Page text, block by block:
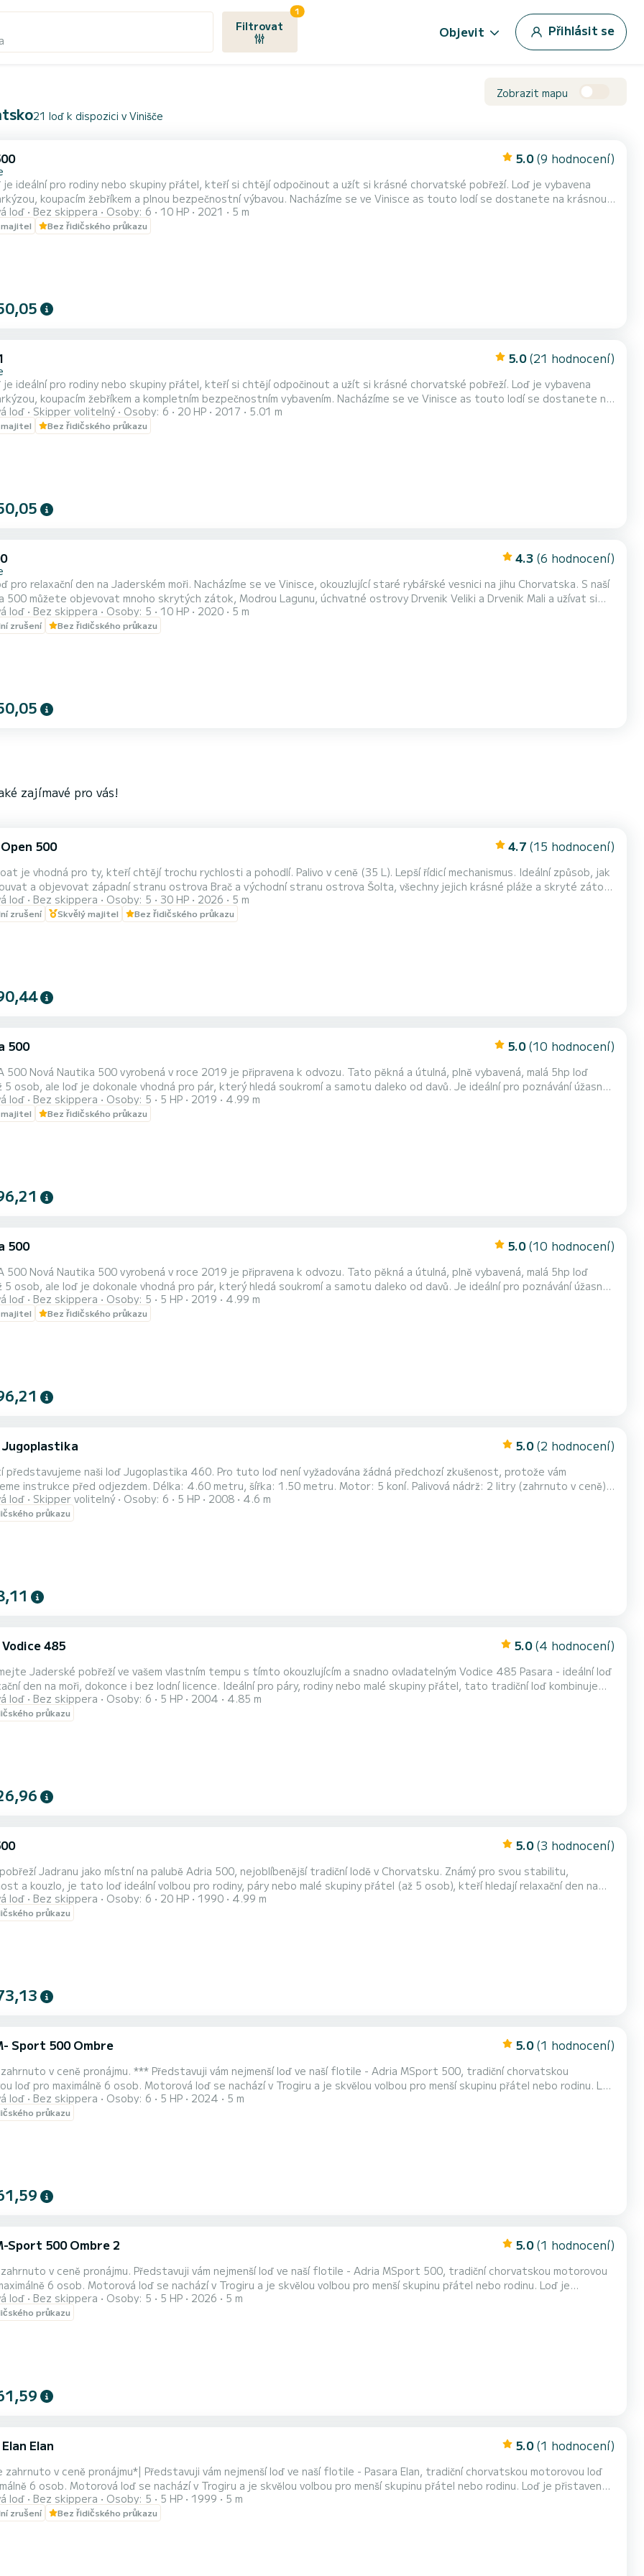
Filtrovat
1
Objevit Přihlásit se
Zobrazit mapu
21 loď k dispozici v Vinišče
5.0 (9 hodnocení)
ideální pro rodiny nebo skupiny přátel, kteří si chtějí odpočinout a užít si krásné chorvatské pobřeží. Loď je vybavena
koupacím žebříkem a plnou bezpečnostní výbavou. Nacházíme se ve Vinisce as touto lodí se dostanete na krásnou
laguna) jen za 35 minut. Palivo není zahrnuto v ceně (příplatek 20 €). Tato loď není vhodná pro plavbu na ostrov
Hvar. Pro výkonnější možnosti se prosím podívejte na mé další lodě.
loď Bez skippera Osoby: 6 10 HP 2021 5 m
Bez řidičského průkazu
5.0 (21 hodnocení)
ideální pro rodiny nebo skupiny přátel, kteří si chtějí odpočinout a užít si krásné chorvatské pobřeží. Loď je vybavena
koupacím žebříkem a kompletním bezpečnostním vybavením. Nacházíme se ve Vinisce as touto lodí se dostanete na
Krknjasi (Modrá laguna) jen za 35 minut. Palivo není zahrnuto v ceně (příplatek 20 €). Tato loď není vhodná pro plavbu na
nebo Hvar. Pro výkonnější možnosti se prosím podívejte na mé další lodě.
loď Skipper volitelný Osoby: 6 20 HP 2017 5.01 m
Bez řidičského průkazu
4.3 (6 hodnocení)
pro relaxační den na Jaderském moři. Nacházíme se ve Vinisce, okouzlující staré rybářské vesnici na jihu Chorvatska. S naší
500 můžete objevovat mnoho skrytých zátok, Modrou Lagunu, úchvatné ostrovy Drvenik Veliki a Drvenik Mali a užívat si
přírodu. Tato loď může ubytovat až 6 osob a rychle se naučíte, jak ji sami navigovat. Pokud poprvé
plavidlo, můžeme vám ukázat okolí a rychle vás naučit, jak být svým vlastním kapitánem. Loď j...
loď Bez skippera Osoby: 5 10 HP 2020 5 m
zrušení Bez řidičského průkazu
zajímavé pro vás!
500 4.7 (15 hodnocení)
je vhodná pro ty, kteří chtějí trochu rychlosti a pohodlí. Palivo v ceně (35 L). Lepší řídicí mechanismus. Ideální způsob, jak
a objevovat západní stranu ostrova Brač a východní stranu ostrova Šolta, všechny jejich krásné pláže a skryté zátoky
pohledu běžného turisty. Vybaven vším potřebným bezpečnostním vybavením, pevným žebříkem a střešním oknem. Řídící
lepší kontrolu lodě, poháněn novým čtyřdobým vnějším motorem Tohatsu 30 HP.
loď Bez skippera Osoby: 5 30 HP 2026 5 m
zrušení Skvělý majitel Bez řidičského průkazu
500 5.0 (10 hodnocení)
pěkná a útulná, plně vybavená, malá 5hp loď
5 osob, ale loď je dokonale vhodná pro pár, který hledá soukromí a samotu daleko od davů. Je ideální pro poznávání úžasné
zátok, které se rozprostírají podél Omišské riviéry. Skutečnou krásu souostroví Dalmácie nelze zažít bez plavby lodí. Loď
slunečník a žebřík pro snadný přístup. Ukážeme vám, jak ovládat loď a zůstat s vámi v přístavu, dokud s...
loď Bez skippera Osoby: 5 5 HP 2019 4.99 m
Bez řidičského průkazu
500 5.0 (10 hodnocení)
pěkná a útulná, plně vybavená, malá 5hp loď
5 osob, ale loď je dokonale vhodná pro pár, který hledá soukromí a samotu daleko od davů. Je ideální pro poznávání úžasné
zátok, které se rozprostírají podél Omišské riviéry. Skutečnou krásu souostroví Dalmácie nelze zažít bez plavby lodí. Loď
slunečník a žebřík pro snadný přístup. Ukážeme vám, jak ovládat loď a zůstat s vámi v přístavu, dokud se...
loď Bez skippera Osoby: 5 5 HP 2019 4.99 m
Bez řidičského průkazu
Jugoplastika 5.0 (2 hodnocení)
představujeme naši loď Jugoplastika 460. Pro tuto loď není vyžadována žádná předchozí zkušenost, protože vám
instrukce před odjezdem. Délka: 4.60 metru, šířka: 1.50 metru. Motor: 5 koní. Palivová nádrž: 2 litry (zahrnuto v ceně).
počet osob: 6. Kapitán není zahrnut v ceně, platíte ho v hotovosti při příjezdu do přístavu
loď Skipper volitelný Osoby: 6 5 HP 2008 4.6 m
průkazu
485 5.0 (4 hodnocení)
Jaderské pobřeží ve vašem vlastním tempu s tímto okouzlujícím a snadno ovladatelným Vodice 485 Pasara - ideální loď
den na moři, dokonce i bez lodní licence. Ideální pro páry, rodiny nebo malé skupiny přátel, tato tradiční loď kombinuje
a autentické středomořské vibrace. Poháněn spolehlivým motorem a vybaven stínícím slunečníkem pro ochranu
letních dnů, je loď ideální pro plavbu kolem krásných zátok, skrytých pláží a průzračných vod...
loď Bez skippera Osoby: 6 5 HP 2004 4.85 m
průkazu
5.0 (3 hodnocení)
Jadranu jako místní na palubě Adria 500, nejoblíbenější tradiční lodě v Chorvatsku. Známý pro svou stabilitu,
a kouzlo, je tato loď ideální volbou pro rodiny, páry nebo malé skupiny přátel (až 5 osob), kteří hledají relaxační den na
kapitán nebo začátečník, tato loď je neuvěřitelně snadná na
Díky svým kompaktním 5 metrům se snadno dostanete do nejmenších, nejodlehlejších zátok, kam vět...
loď Bez skippera Osoby: 6 20 HP 1990 4.99 m
průkazu
Sport 500 Ombre 5.0 (1 hodnocení)
zahrnuto v ceně pronájmu. *** Představuji vám nejmenší loď ve naší flotile - Adria MSport 500, tradiční chorvatskou
loď pro maximálně 6 osob. Motorová loď se nachází v Trogiru a je skvělou volbou pro menší skupinu přátel nebo rodinu. Loď
ve starém městě Trogir. Odtud se můžete plavit do libovolné zátoky nebo prozkoumat naše ostrovy Čiovo, Drvenik a
ostrovy v okolí. Vždy bych doporučoval najít malou opuštěnou pláž a užívat si den v klidu se zvuky vln a...
loď Bez skippera Osoby: 6 5 HP 2024 5 m
průkazu
Sport 500 Ombre 2 5.0 (1 hodnocení)
Představuji vám nejmenší loď ve naší flotile - Adria MSport 500, tradiční chorvatskou motorovou
6 osob. Motorová loď se nachází v Trogiru a je skvělou volbou pro menší skupinu přátel nebo rodinu. Loď je
v historickém centru Trogiru. Odtud můžete plout do libovolné zátoky nebo prozkoumat naše ostrovy Čiovo, Drvenik a
ostrovy v okolí. Vždy bych doporučil najít malou opuštěnou pláž a užít si den v klidu s zvuky vln a cvr...
loď Bez skippera Osoby: 5 5 HP 2026 5 m
průkazu
Elan 5.0 (1 hodnocení)
zahrnuto v ceně pronájmu*| Představuji vám nejmenší loď ve naší flotile - Pasara Elan, tradiční chorvatskou motorovou loď
6 osob. Motorová loď se nachází v Trogiru a je skvělou volbou pro menší skupinu přátel nebo rodinu. Loď je přistavená v
centru Trogiru. Odtud můžete plout do jakékoliv zátoky nebo prozkoumat naše ostrovy Drvenik a další menší ostrovy v
Vždy bych doporučil najít malou opuštěnou pláž a užívat si den v klidu se zvuky vln a cvrč...
loď Bez skippera Osoby: 5 5 HP 1999 5 m
zrušení Bez řidičského průkazu